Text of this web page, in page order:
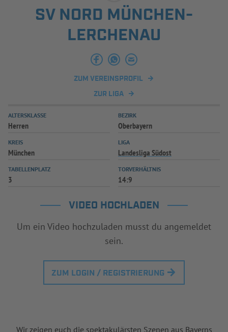
INFOTHEK SPIELPLUS
SV NORD MÜNCHEN-
LERCHENAU
ZUM VEREINSPROFIL
ZUR LIGA
ALTERSKLASSE
Herren
BEZIRK
Oberbayern
KREIS
München
LIGA
Landesliga Südost
TABELLENPLATZ
3
TORVERHÄLTNIS
14:9
VIDEO HOCHLADEN
Um ein Video hochzuladen musst du angemeldet
sein.
ZUM LOGIN / REGISTRIERUNG
Wir zeigen euch die spektakulärsten Szenen aus Bayerns